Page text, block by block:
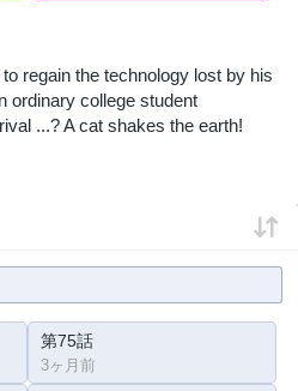
regain the technology lost by his
ordinary college student
...? A cat shakes the earth!
第75話
3ヶ月前